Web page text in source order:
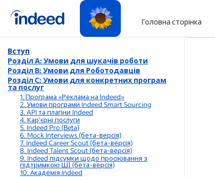
Головна сторінка
Вступ
Розділ А: Умови для шукачів роботи
Розділ B: Умови для Роботодавців
Розділ C: Умови для конкретних програм
та послуг
1. Програма «Реклама на Indeed»
2. Умови програми Indeed Smart Sourcing
3. API та плагіни Indeed
4. Кар’єрні послуги
5. Indeed Pro (Beta)
6. Mock Interviews (бета-версія)
7. Indeed Career Scout (бета-версія)
8. Indeed Talent Scout (бета-версія)
9. Indeed підсумки щодо просіювання з
підтримкою ШІ (бета-версія)
10. Академія Indeed